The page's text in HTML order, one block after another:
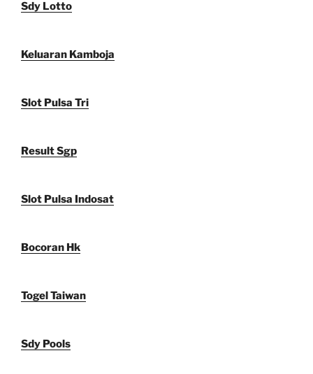
Sdy Lotto
Keluaran Kamboja
Slot Pulsa Tri
Result Sgp
Slot Pulsa Indosat
Bocoran Hk
Togel Taiwan
Sdy Pools